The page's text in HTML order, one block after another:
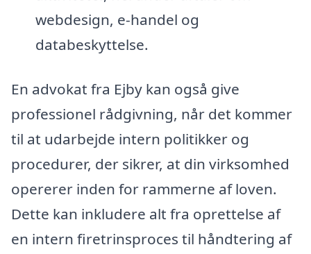
webdesign, e-handel og
databeskyttelse.
En advokat fra Ejby kan også give
professionel rådgivning, når det kommer
til at udarbejde intern politikker og
procedurer, der sikrer, at din virksomhed
opererer inden for rammerne af loven.
Dette kan inkludere alt fra oprettelse af
en intern firetrinsproces til håndtering af